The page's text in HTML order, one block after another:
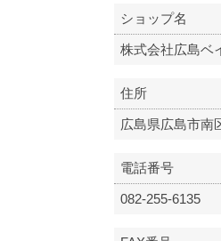
ショップ名
株式会社広島ベ
住所
広島県広島市南
電話番号
082-255-6135